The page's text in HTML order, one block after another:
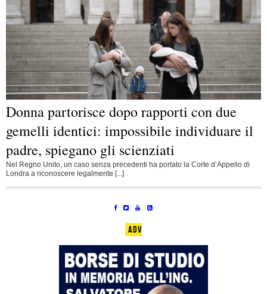
Donna partorisce dopo rapporti con due
gemelli identici: impossibile individuare il
padre, spiegano gli scienziati
Nel Regno Unito, un caso senza precedenti ha portato la Corte d’Appello di
Londra a riconoscere legalmente [...]
ADV